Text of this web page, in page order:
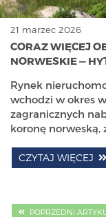
21 marzec 2026
CORAZ WIĘCEJ
NORWESKIE —
Rynek
wchodzi w okres
zagranicznych
koronę norweską,
CZYTAJ WIĘCEJ
POPRZEDNI